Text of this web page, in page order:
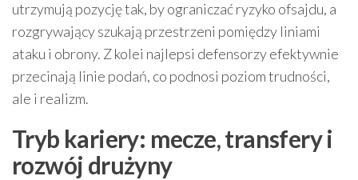
utrzymują pozycję tak, by ograniczać ryzyko ofsajdu, a
rozgrywający szukają przestrzeni pomiędzy liniami
ataku i obrony. Z kolei najlepsi defensorzy efektywnie
przecinają linie podań, co podnosi poziom trudności,
ale i realizm.
Tryb kariery: mecze, transfery i
rozwój drużyny